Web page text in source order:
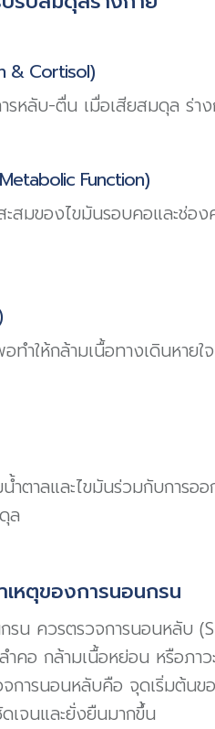
& Cortisol)
หลับ-ตื่น เมื่อเสียสมดุล ร่าง
Function)
ะสมของไขมันรอบคอและช่
ำให้กล้ามเนื้อทางเดินหาย
ำตาลและไขมันร่วมกับการอ
ล
หตุของการนอนกรน
รน ควรตรวจการนอนหลับ
ำคอ กล้ามเนื้อหย่อน หรือภ
การนอนหลับคือ จุดเริ่มต้นข
เจนและยั่งยืนมากขึ้น